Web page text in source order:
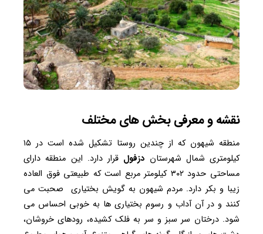
نقشه و معرفی بخش های مختلف
منطقه شیهون که از چندین روستا تشکیل شده است در ۱۵
کیلومتری شمال شهرستان دزفول قرار دارد. این منطقه دارای
مساحتی حدود ۳۰۲ کیلومتر مربع است که طبیعتی فوق العاده
زیبا و بکر دارد. مردم شیهون به گویش بختیاری صحبت می
کنند و در آن آداب و رسوم بختیاری ها به خوبی احساس می
شود. درختان سر سبز و سر به فلک کشیده، رودهای خروشان،